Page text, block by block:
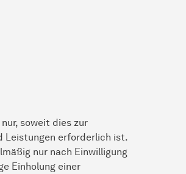
soweit dies zur
Leistungen erforderlich ist.
nur nach Einwilligung
Einholung einer